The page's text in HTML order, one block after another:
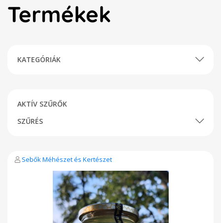
Termékek
KATEGÓRIÁK
AKTÍV SZŰRŐK
SZŰRÉS
Sebők Méhészet és Kertészet